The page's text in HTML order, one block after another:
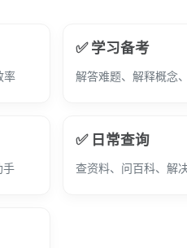
率
✅ 学习备考
解答难题、解释概念
手
✅ 日常查询
查资料、问百科、解